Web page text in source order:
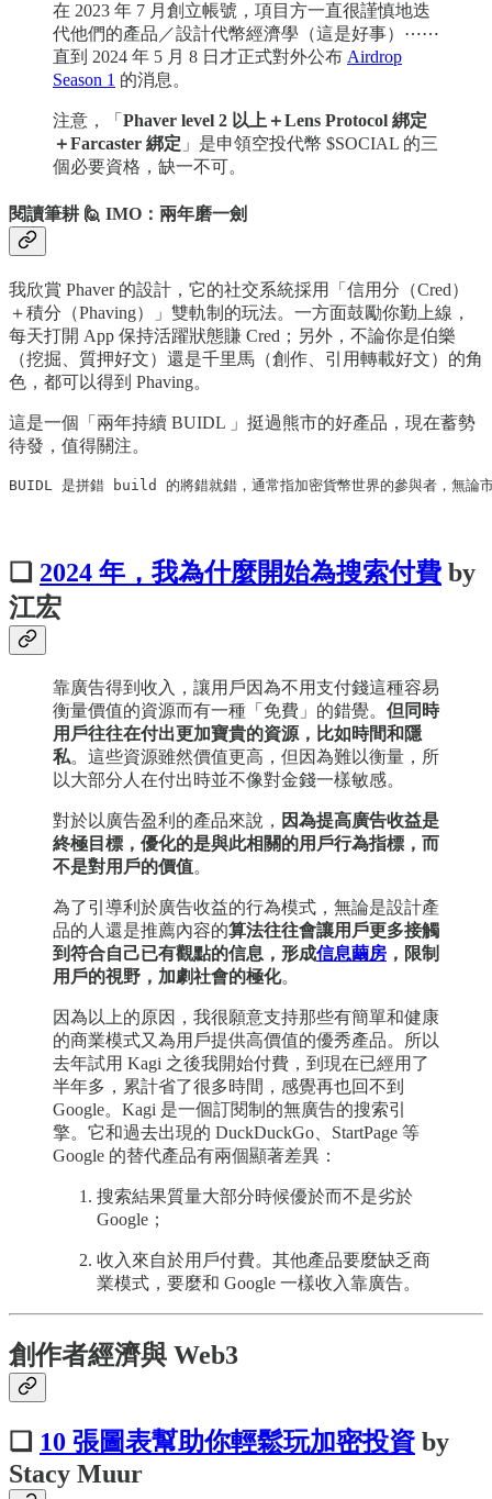
在 2023 年 7 月創立帳號，項目方一直很謹慎地迭
代他們的產品／設計代幣經濟學（這是好事）⋯⋯
直到 2024 年 5 月 8 日才正式對外公布 Airdrop
Season 1 的消息。
注意，「 Phaver level 2 以上＋Lens Protocol 綁定
＋Farcaster 綁定 」是申領空投代幣 $SOCIAL 的三
個必要資格，缺一不可。
閱讀筆耕 🙋 IMO：兩年磨一劍
我欣賞 Phaver 的設計，它的社交系統採用「信用分（Cred）
＋積分（Phaving）」雙軌制的玩法。一方面鼓勵你勤上線，
每天打開 App 保持活躍狀態賺 Cred；另外，不論你是伯樂
（挖掘、質押好文）還是千里馬（創作、引用轉載好文）的角
色，都可以得到 Phaving。
這是一個「兩年持續 BUIDL 」挺過熊市的好產品，現在蓄勢
待發，值得關注。
BUIDL 是拼錯 build 的將錯就錯，通常指加密貨幣世界的參與者，無論
❏ 2024 年，我為什麼開始為搜索付費 by
江宏
靠廣告得到收入，讓用戶因為不用支付錢這種容易
衡量價值的資源而有一種「免費」的錯覺。 但同時
用戶往往在付出更加寶貴的資源，比如時間和隱
私。這些資源雖然價值更高，但因為難以衡量，所
以大部分人在付出時並不像對金錢一樣敏感。
對於以廣告盈利的產品來說， 因為提高廣告收益是
終極目標，優化的是與此相關的用戶行為指標，而
不是對用戶的價值。
為了引導利於廣告收益的行為模式，無論是設計產
品的人還是推薦內容的算法往往會讓用戶更多接觸
到符合自己已有觀點的信息，形成信息繭房 ，限制
用戶的視野，加劇社會的極化。
因為以上的原因，我很願意支持那些有簡單和健康
的商業模式又為用戶提供高價值的優秀產品。所以
去年試用 Kagi 之後我開始付費，到現在已經用了
半年多，累計省了很多時間，感覺再也回不到
Google。Kagi 是一個訂閱制的無廣告的搜索引
擎。它和過去出現的 DuckDuckGo、StartPage 等
Google 的替代產品有兩個顯著差異：
搜索結果質量大部分時候優於而不是劣於
Google；
收入來自於用戶付費。其他產品要麼缺乏商
業模式，要麼和 Google 一樣收入靠廣告。
創作者經濟與 Web3
❏ 10 張圖表幫助你輕鬆玩加密投資 by
Stacy Muur